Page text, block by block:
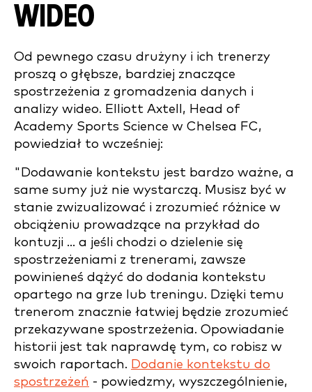
WIDEO
Od pewnego czasu drużyny i ich trenerzy
proszą o głębsze, bardziej znaczące
spostrzeżenia z gromadzenia danych i
analizy wideo. Elliott Axtell, Head of
Academy Sports Science w Chelsea FC,
powiedział to wcześniej:
"Dodawanie kontekstu jest bardzo ważne, a
same sumy już nie wystarczą. Musisz być w
stanie zwizualizować i zrozumieć różnice w
obciążeniu prowadzące na przykład do
kontuzji ... a jeśli chodzi o dzielenie się
spostrzeżeniami z trenerami, zawsze
powinieneś dążyć do dodania kontekstu
opartego na grze lub treningu. Dzięki temu
trenerom znacznie łatwiej będzie zrozumieć
przekazywane spostrzeżenia. Opowiadanie
historii jest tak naprawdę tym, co robisz w
swoich raportach. Dodanie kontekstu do
spostrzeżeń - powiedzmy, wyszczególnienie,